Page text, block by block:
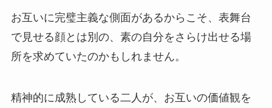
お互いに完璧主義な側面があるからこそ、表舞台
で見せる顔とは別の、素の自分をさらけ出せる場
所を求めていたのかもしれません。
精神的に成熟している二人が、お互いの価値観を